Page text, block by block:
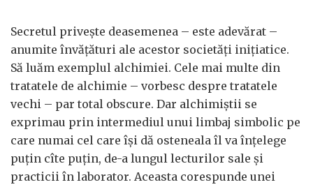
Secretul priveşte deasemenea – este adevărat –
anumite învăţături ale acestor societăţi iniţiatice.
Să luăm exemplul alchimiei. Cele mai multe din
tratatele de alchimie – vorbesc despre tratatele
vechi – par total obscure. Dar alchimiştii se
exprimau prin intermediul unui limbaj simbolic pe
care numai cel care îşi dă osteneala îl va înţelege
puţin cîte puţin, de-a lungul lecturilor sale şi
practicii în laborator. Aceasta corespunde unei